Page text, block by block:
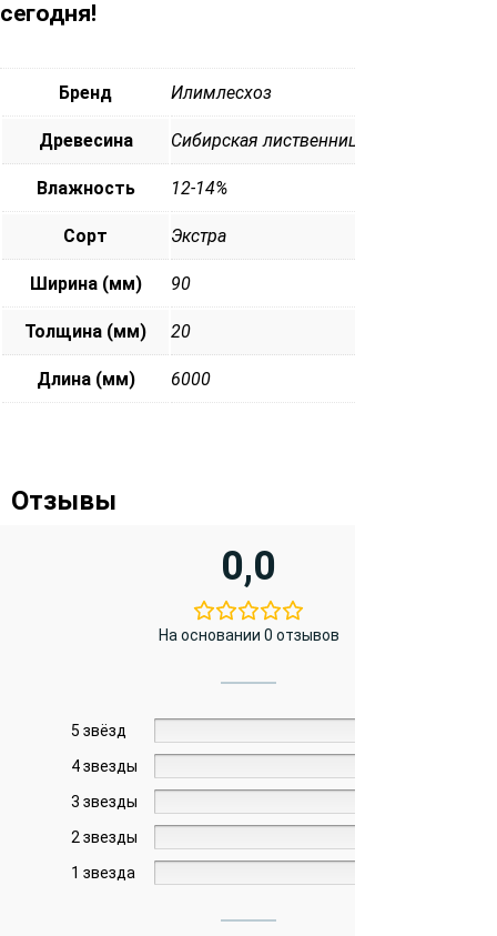
сегодня!
Бренд Илимлесхоз
Древесина Сибирская лиственница
Влажность 12-14%
Сорт Экстра
Ширина (мм) 90
Толщина (мм) 20
Длина (мм) 6000
Отзывы
0,0
На основании 0 отзывов
5 звёзд
4 звезды
3 звезды
2 звезды
1 звезда